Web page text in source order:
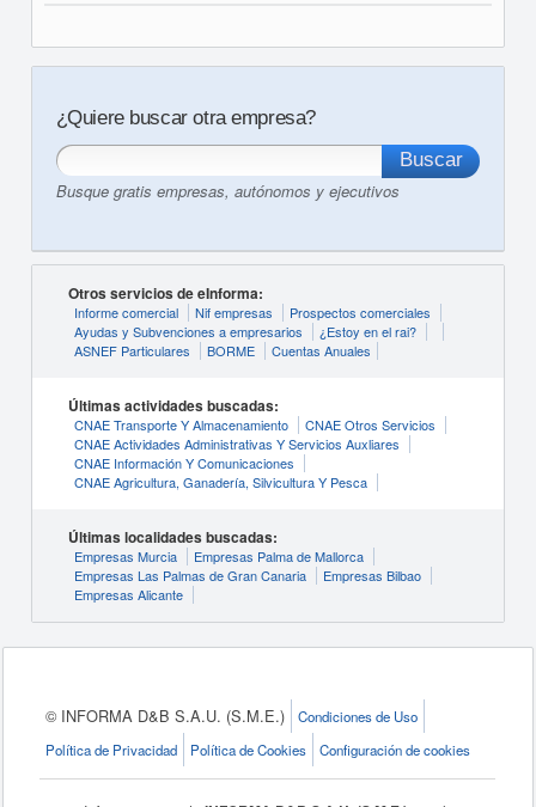
¿Quiere buscar otra empresa?
Busque gratis empresas, autónomos y ejecutivos
Otros servicios de eInforma:
Informe comercial Nif empresas
Prospectos comerciales
Ayudas y Subvenciones a empresarios
¿Estoy en el rai?
ASNEF Particulares
BORME Cuentas Anuales
Últimas actividades buscadas:
CNAE Transporte Y Almacenamiento
CNAE Otros Servicios
CNAE Actividades Administrativas Y Servicios Auxliares
CNAE Información Y Comunicaciones
CNAE Agricultura, Ganadería, Silvicultura Y Pesca
Últimas localidades buscadas:
Empresas Murcia
Empresas Palma de Mallorca
Empresas Las Palmas de Gran Canaria
Empresas Bilbao
Empresas Alicante
© INFORMA D&B S.A.U. (S.M.E.)
Condiciones de Uso
Política de Privacidad
Política de Cookies Configuración de cookies